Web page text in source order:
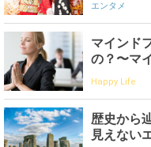
エンタメ
マインド
の？〜マ
Happy Life
歴史から
見えない